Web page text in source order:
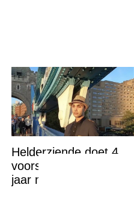
Helderziende doet 4
voorspellingen die dit
jaar nog uitkomen